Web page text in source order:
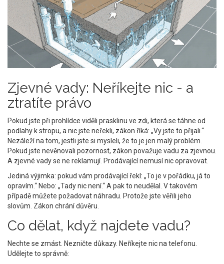
Zjevné vady: Neříkejte nic - a
ztratíte právo
Pokud jste při prohlídce viděli prasklinu ve zdi, která se táhne od
podlahy k stropu, a nic jste neřekli, zákon říká: „Vy jste to přijali.“
Nezáleží na tom, jestli jste si mysleli, že to je jen malý problém.
Pokud jste nevěnovali pozornost, zákon považuje vadu za zjevnou.
A zjevné vady se ne reklamují. Prodávající nemusí nic opravovat.
Jediná výjimka: pokud vám prodávající řekl: „To je v pořádku, já to
opravím.“ Nebo: „Tady nic není.“ A pak to neudělal. V takovém
případě můžete požadovat náhradu. Protože jste věřili jeho
slovům. Zákon chrání důvěru.
Co dělat, když najdete vadu?
Nechte se zmást. Nezničte důkazy. Neříkejte nic na telefonu.
Udělejte to správně: